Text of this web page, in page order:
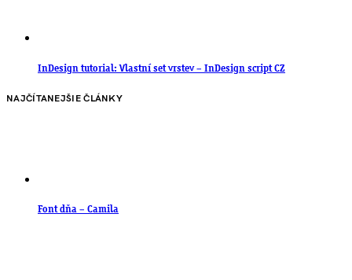
InDesign tutorial: Vlastní set vrstev – InDesign script CZ
NAJČÍTANEJŠIE ČLÁNKY
Font dňa – Camila